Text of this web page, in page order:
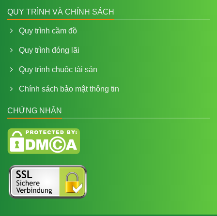
QUY TRÌNH VÀ CHÍNH SÁCH
Quy trình cầm đồ
Quy trình đóng lãi
Quy trình chuôc tài sản
Chính sách bảo mật thông tin
CHỨNG NHẬN